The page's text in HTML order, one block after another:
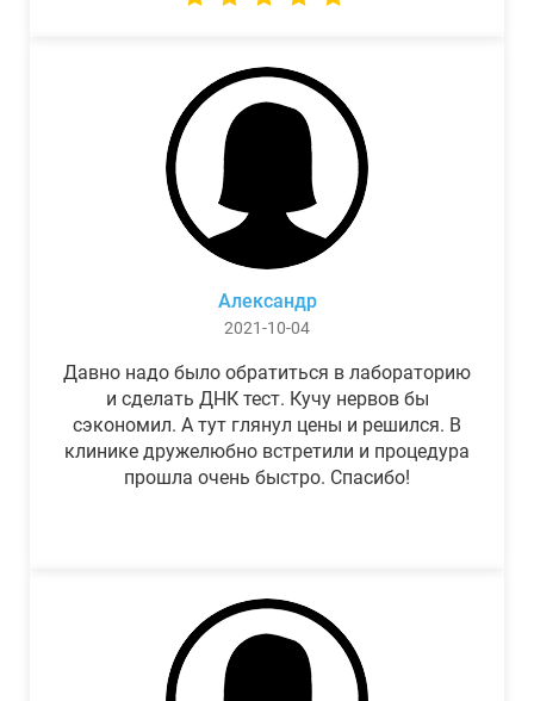
Александр
2021-10-04
Давно надо было обратиться в лабораторию
и сделать ДНК тест. Кучу нервов бы
сэкономил. А тут глянул цены и решился. В
клинике дружелюбно встретили и процедура
прошла очень быстро. Спасибо!